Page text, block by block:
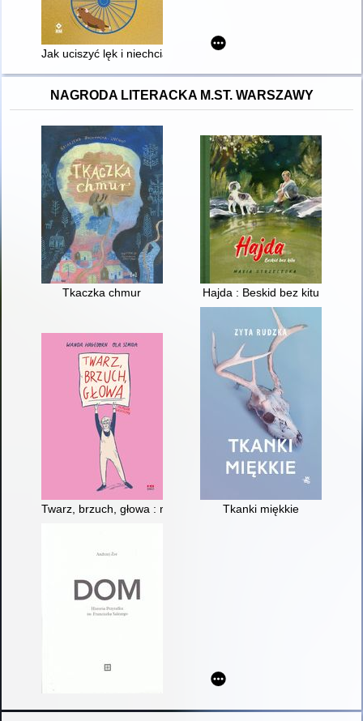
Jak uciszyć lęk i niechciane myśli
NAGRODA LITERACKA M.ST. WARSZAWY
Tkaczka chmur Hajda : Beskid bez kitu
Twarz, brzuch, głowa : memeuar graficznyTkanki miękkie